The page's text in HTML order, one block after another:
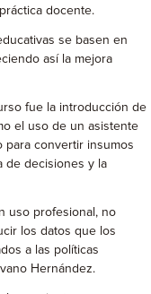
docente.
se basen en
así la mejora
fue la introducción de
el uso de un asistente
para convertir insumos
de decisiones y la
uso profesional, no
los datos que los
a las políticas
Hernández.